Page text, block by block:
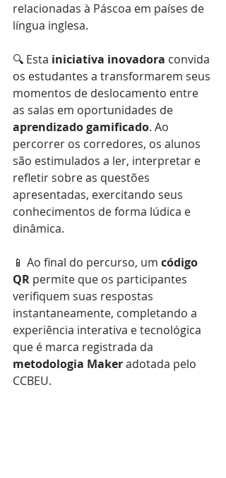
relacionadas à Páscoa em países de
língua inglesa.
🔍 Esta iniciativa inovadora convida
os estudantes a transformarem seus
momentos de deslocamento entre
as salas em oportunidades de
aprendizado gamificado. Ao
percorrer os corredores, os alunos
são estimulados a ler, interpretar e
refletir sobre as questões
apresentadas, exercitando seus
conhecimentos de forma lúdica e
dinâmica.
📱 Ao final do percurso, um código
QR permite que os participantes
verifiquem suas respostas
instantaneamente, completando a
experiência interativa e tecnológica
que é marca registrada da
metodologia Maker adotada pelo
CCBEU.